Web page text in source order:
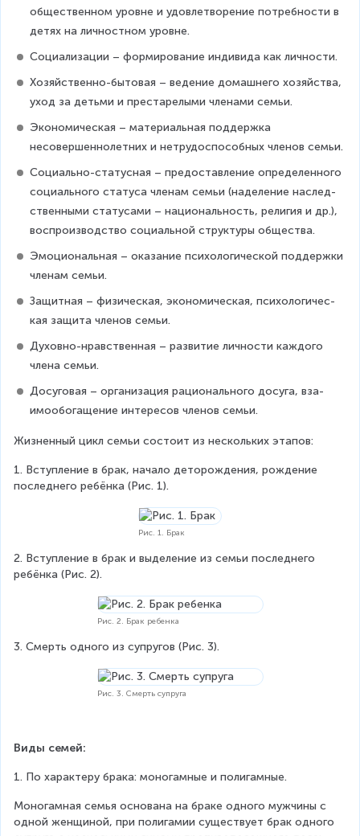
общественном уровне и удовлетворение потребности в
детях на личностном уровне.
Социализации – формирование индивида как личности.
Хозяйственно-бытовая – ведение домашнего хозяйства,
уход за деть­ми и престарелыми членами семьи.
Экономическая – материальная поддержка
несовершенно­летних и нетрудоспособных членов семьи.
Социально-статусная – предоставление определенного
социального статуса членам семьи (наделение наслед­
ственными статусами – национальность, религия и др.),
воспроизводство социальной структуры общества.
Эмоциональная – оказание психологической поддержки
чле­нам семьи.
Защитная – физическая, экономическая, психологичес­
кая защита членов семьи.
Духовно-нравственная – развитие личности каждого
члена семьи.
Досуговая – организация рационального досуга, вза­
имообогащение интересов членов семьи.
Жизненный цикл семьи состоит из нескольких этапов:
1. Вступление в брак, начало деторождения, рождение
последнего ребёнка (Рис. 1).
Рис. 1. Брак
2. Вступление в брак и выделение из семьи последнего
ребёнка (Рис. 2).
Рис. 2. Брак ребенка
3. Смерть одного из супругов (Рис. 3).
Рис. 3. Смерть супруга
Виды семей:
1. По характеру брака: моногамные и полигамные.
Моногамная семья основана на браке одного мужчины с
одной женщиной, при полигамии существует брак одного